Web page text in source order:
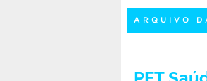
ARQUIVO
PET